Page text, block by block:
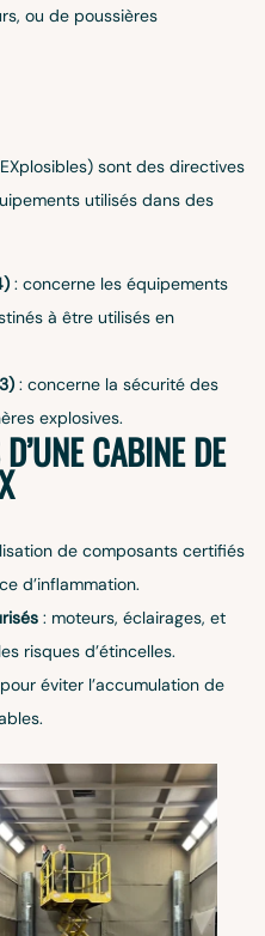
ou de poussières
sont des directives
utilisés dans des
: concerne les équipements
à être utilisés en
: concerne la sécurité des
explosives.
CABINE DE
de composants certifiés
d’inflammation.
: moteurs, éclairages, et
risques d’étincelles.
éviter l’accumulation de